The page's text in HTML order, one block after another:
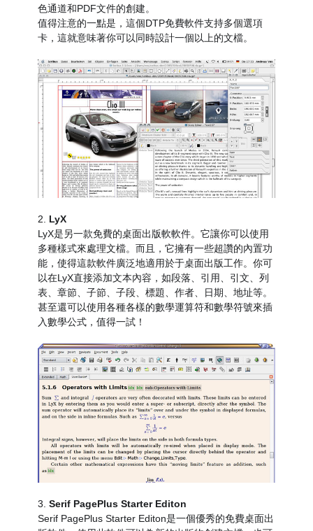
色通道和PDF文件的創建。
值得注意的一點是，這個DTP免費軟件支持多個選項
卡，這就意味著你可以同時設計一個以上的文檔。
2. LyX
LyX是另一款免費的桌面出版軟軟件。它讓你可以使用
多種樣式來處理文檔。而且，它擁有一些超讚的內置功
能，使得這款軟件廣泛地適用於于桌面出版工作。你可
以在LyX直接添加文本內容，如段落、引用、引文、列
表、章節、子節、子段、標題、作者、日期、地址等。
甚至還可以使用各種各樣的數學運算符和數學符號來插
入數學公式，值得一試！
3. Serif PagePlus Starter Editon
Serif PagePlus Starter Editon是一個優秀的免費桌面出